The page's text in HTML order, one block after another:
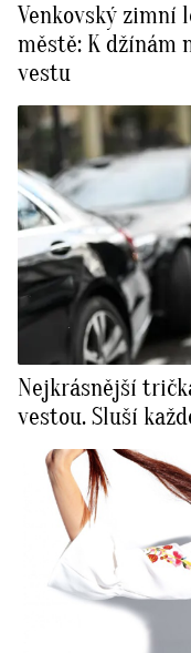
Venkovský zimní
městě: K džínám
vestu
⁠Nejkrásnější
vestou. Sluší